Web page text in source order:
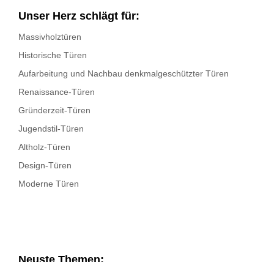
Unser Herz schlägt für:
Massivholztüren
Historische Türen
Aufarbeitung und Nachbau denkmalgeschützter Türen
Renaissance-Türen
Gründerzeit-Türen
Jugendstil-Türen
Altholz-Türen
Design-Türen
Moderne Türen